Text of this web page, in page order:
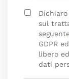
sul
GDPR
libero
dati